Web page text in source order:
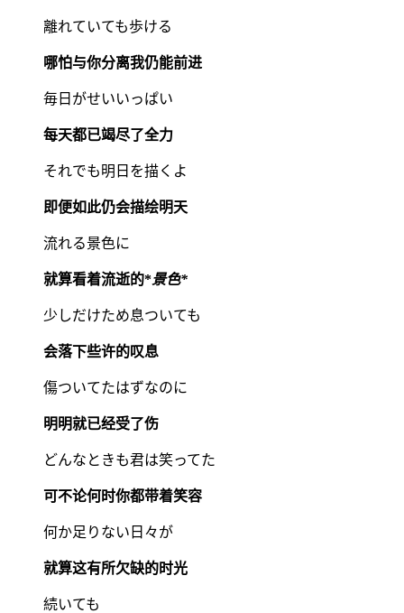
離れていても歩ける
哪怕与你分离我仍能前进
毎日がせいいっぱい
每天都已竭尽了全力
それでも明日を描くよ
即便如此仍会描绘明天
流れる景色に
就算看着流逝的*景色*
少しだけため息ついても
会落下些许的叹息
傷ついてたはずなのに
明明就已经受了伤
どんなときも君は笑ってた
可不论何时你都带着笑容
何か足りない日々が
就算这有所欠缺的时光
続いても